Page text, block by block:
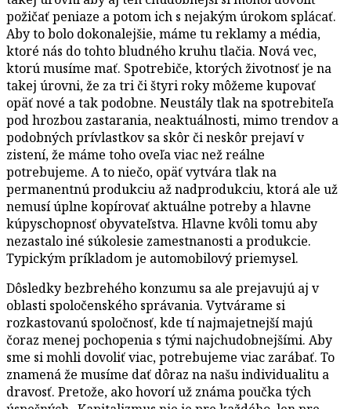
požičať peniaze a potom ich s nejakým úrokom splácať.
Aby to bolo dokonalejšie, máme tu reklamy a média,
ktoré nás do tohto bludného kruhu tlačia. Nová vec,
ktorú musíme mať. Spotrebiče, ktorých životnosť je na
takej úrovni, že za tri či štyri roky môžeme kupovať
opäť nové a tak podobne. Neustály tlak na spotrebiteľa
pod hrozbou zastarania, neaktuálnosti, mimo trendov a
podobných prívlastkov sa skôr či neskôr prejaví v
zistení, že máme toho oveľa viac než reálne
potrebujeme. A to niečo, opäť vytvára tlak na
permanentnú produkciu až nadprodukciu, ktorá ale už
nemusí úplne kopírovať aktuálne potreby a hlavne
kúpyschopnosť obyvateľstva. Hlavne kvôli tomu aby
nezastalo iné súkolesie zamestnanosti a produkcie.
Typickým príkladom je automobilový priemysel.
Dôsledky bezbrehého konzumu sa ale prejavujú aj v
oblasti spoločenského správania. Vytvárame si
rozkastovanú spoločnosť, kde tí najmajetnejší majú
čoraz menej pochopenia s tými najchudobnejšími. Aby
sme si mohli dovoliť viac, potrebujeme viac zarábať. To
znamená že musíme dať dôraz na našu individualitu a
dravosť. Pretože, ako hovorí už známa poučka tých